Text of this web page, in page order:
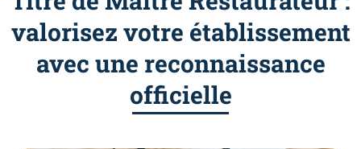
valorisez votre établissement
avec une reconnaissance
officielle